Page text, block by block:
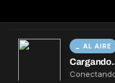
AL AIRE